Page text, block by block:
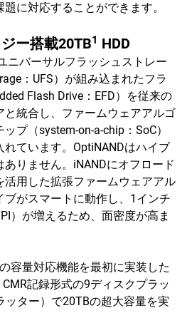
に対応することができます。
ー搭載20TB1 HDD
ニバーサルフラッシュストレー
：UFS）が組み込まれたフラ
Flash Drive：EFD）を従来の
と統合し、ファームウェアアルゴ
プ（system-on-a-chip：SoC）
ています。OptiNANDはハイブ
りません。iNANDにオフロード
活用した拡張ファームウェアアル
ブがスマートに動作し、1インチ
）が増えるため、面密度が高ま
容量対応機能を最初に実装した
記録形式の9ディスクプラッ
ッター）で20TBの超大容量を実